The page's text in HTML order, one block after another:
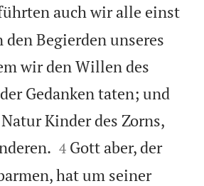
auch wir alle einst
den Begierden unseres
wir den Willen des
Gedanken taten; und
Kinder des Zorns,


4 Gott aber, der
hat um seiner